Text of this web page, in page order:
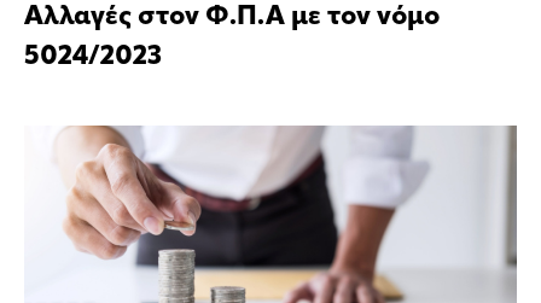
Αλλαγές στον Φ.Π.Α με τον νόμο
5024/2023